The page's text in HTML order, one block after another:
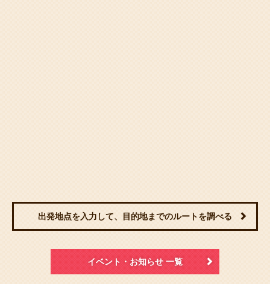
出発地点を入力して、目的地までのルートを調べる
イベント・お知らせ 一覧